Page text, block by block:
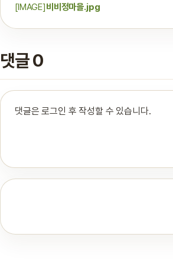
[IMAGE]비비정마을.jpg
댓글 0
댓글은 로그인 후 작성할 수 있습니다.